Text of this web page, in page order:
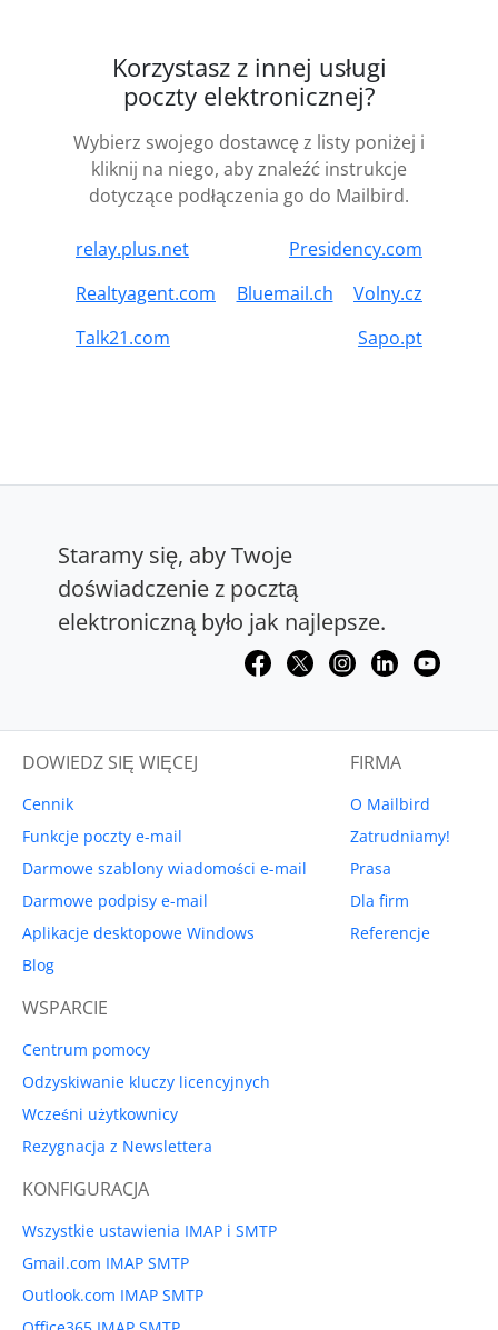
Korzystasz z innej usługi
poczty elektronicznej?
Wybierz swojego dostawcę z listy poniżej i
kliknij na niego, aby znaleźć instrukcje
dotyczące podłączenia go do Mailbird.
relay.plus.net
Presidency.com
Realtyagent.com
Bluemail.ch
Volny.cz
Talk21.com
Sapo.pt
Staramy się, aby Twoje
doświadczenie z pocztą
elektroniczną było jak najlepsze.
DOWIEDZ SIĘ WIĘCEJ
Cennik
Funkcje poczty e-mail
Darmowe szablony wiadomości e-mail
Darmowe podpisy e-mail
Aplikacje desktopowe Windows
Blog
FIRMA
O Mailbird
Zatrudniamy!
Prasa
Dla firm
Referencje
WSPARCIE
Centrum pomocy
Odzyskiwanie kluczy licencyjnych
Wcześni użytkownicy
Rezygnacja z Newslettera
KONFIGURACJA
Wszystkie ustawienia IMAP i SMTP
Gmail.com IMAP SMTP
Outlook.com IMAP SMTP